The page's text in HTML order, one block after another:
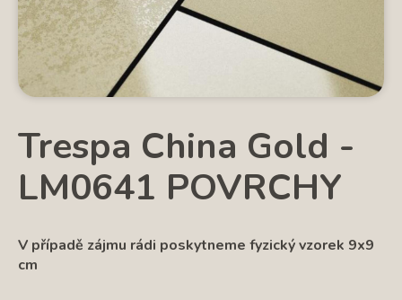
Trespa China Gold -
LM0641 POVRCHY
V případě zájmu rádi poskytneme fyzický vzorek 9x9
cm